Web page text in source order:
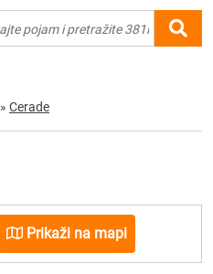
» Cerade
Prikaži na mapi